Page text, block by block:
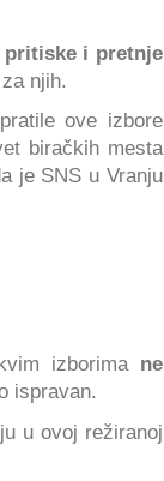
i pretnje
njih.
ove izbore
biračkih mesta
je SNS u Vranju
izborima ne
ispravan.
u ovoj režiranoj